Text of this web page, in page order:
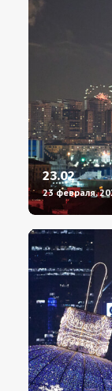
23.02
23 февраля,